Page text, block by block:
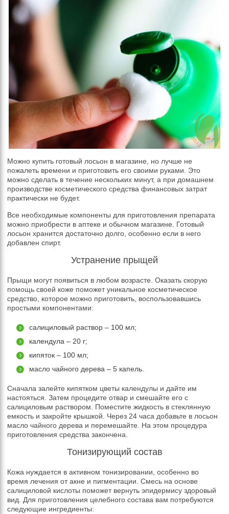
Можно купить готовый лосьон в магазине, но лучше не
пожалеть времени и приготовить его своими руками. Это
можно сделать в течение нескольких минут, а при домашнем
производстве косметического средства финансовых затрат
практически не будет.
Все необходимые компоненты для приготовления препарата
можно приобрести в аптеке и обычном магазине. Готовый
лосьон хранится достаточно долго, особенно если в него
добавлен спирт.
Устранение прыщей
Прыщи могут появиться в любом возрасте. Оказать скорую
помощь своей коже поможет уникальное косметическое
средство, которое можно приготовить, воспользовавшись
простыми компонентами:
салициловый раствор – 100 мл;
календула – 20 г;
кипяток – 100 мл;
масло чайного дерева – 5 капель.
Сначала залейте кипятком цветы календулы и дайте им
настояться. Затем процедите отвар и смешайте его с
салициловым раствором. Поместите жидкость в стеклянную
емкость и закройте крышкой. Через 24 часа добавьте в лосьон
масло чайного дерева и перемешайте. На этом процедура
приготовления средства закончена.
Тонизирующий состав
Кожа нуждается в активном тонизировании, особенно во
время лечения от акне и пигментации. Смесь на основе
салициловой кислоты поможет вернуть эпидермису здоровый
вид. Для приготовления целебного состава вам потребуются
следующие ингредиенты: